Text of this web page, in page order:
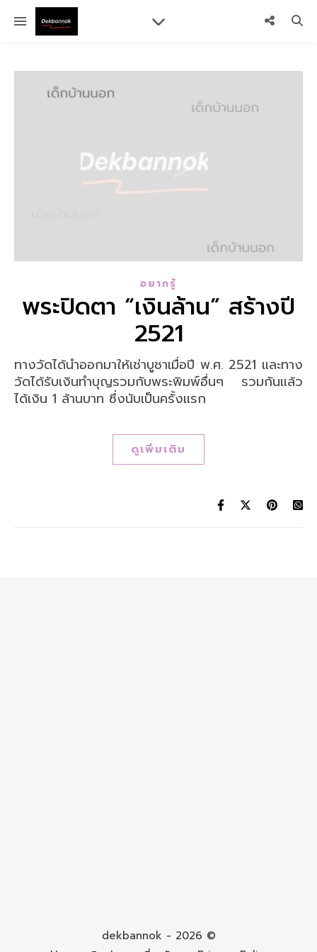
อยากรู้
พระปิดตา “เงินล้าน” สร้างปี
2521
ทางวัดได้นำออกมาให้เช่าบูชาเมื่อปี พ.ศ. 2521 และทาง
วัดได้รับเงินทำบุญรวมกับพระพิมพ์อื่นๆ รวมกันแล้ว
ได้เงิน 1 ล้านบาท ซึ่งนับเป็นครั้งแรก
ดูเพิ่มเติม
dekbannok - 2026 ©